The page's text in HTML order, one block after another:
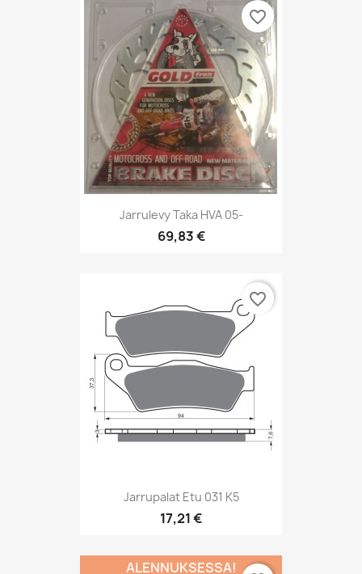
Jarrulevy Taka HVA 05-
69,83 €
favorite_border
Jarrupalat Etu 031 K5
17,21 €
favorite_border
ALENNUKSESSA!